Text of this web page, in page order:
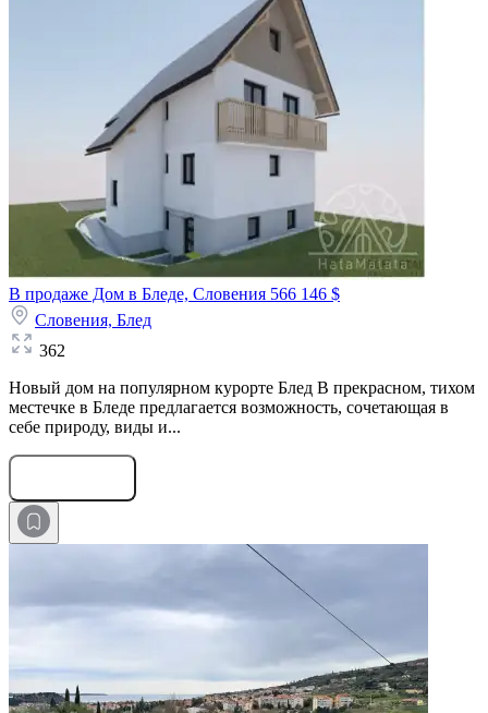
В продаже Дом в Бледе, Словения 566 146 $
Словения, Блед
362
Новый дом на популярном курорте Блед В прекрасном, тихом
местечке в Бледе предлагается возможность, сочетающая в
себе природу, виды и...